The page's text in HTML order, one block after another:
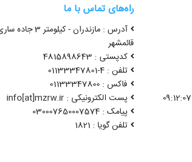
راه‌های تماس با ما
آدرس : مازندران - کیلومتر 3
قائمشهر
کدپستی : 4815898643
تلفن : 4-01133347801
فاکس : 01133347800
پست الکترونیکی : info[at]mzrw.ir
پیامک : 030007650007574
تلفن گویا : 1821